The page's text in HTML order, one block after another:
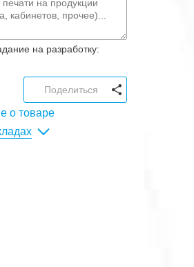
на разработку:
Поделиться
о товаре